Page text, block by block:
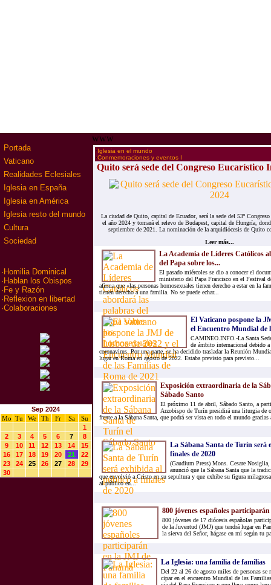
Portada
Vaticano
Realidades Eclesiales
Iglesia en España
Iglesia en América
Iglesia resto del mundo
Cultura
Sociedad
· Homilia Dominical
· Hablan los Obispos
· Fe y Razón
· Reflexion en libertad
·Colaboraciones
Sep 2024
Mo
Tu We Th Fr Sa
Su
1
2
3 4 5 6 7
8
9
10 11 12 13 14
15
16
17 18 19 20 21
22
23
24 25 26 27 28
29
30
www
·Iglesia en el mundo
·Conmemoraciones y eventos I
Quito será sede del Congreso Eucarístico
La ciudad de Quito, capital de Ecuador, será la sede del 53º
el año 2024 y tomará el relevo de Budapest, capital de Hungría,
septiembre de 2021. La nominación de la arquidiócesis de Quito
Leer más...
La Academia de Líderes Católicos
del Papa sobre los...
El pasado miércoles se dio a conocer el
ministerio del Papa Francisco en el Festival
afirma que «las personas homosexuales tienen derecho a estar en la
tienen derecho a una familia. No se puede echar...
El Vaticano pospone la
el Encuentro Mundial de
CAMINEO.INFO.-La Santa
de ámbito internacional debido
coronavirus. Por una parte, se ha decidido trasladar la Reunión
lugar en Roma en agosto de 2022. Estaba previsto para previsto...
Exposición extraordinaria de la
Sábado Santo
El próximo 11 de abril, Sábado Santo, a
Arzobispo de Turín presidirá una liturgia de
frente a la Sábana Santa, que podrá ser vista en todo el mundo
La Sábana Santa de Turín será
finales de 2020
(Gaudium Press) Mons. Cesare
anunció que la Sábana Santa que la
que envolvió a Cristo en su sepultura y que exhibe su figura
al público en...
800 jóvenes españoles
800 jóvenes de 17 diócesis españolas
de la Juventud (JMJ) que tendrá lugar en
la sierva del Señor, hágase en mí según tu
La Igle­sia: una fa­mi­lia de fa­mi­lias
Del 22 al 26 de agos­to mi­les de per­so­nas se
ci­par en el en­cuen­tro Mun­dial de las